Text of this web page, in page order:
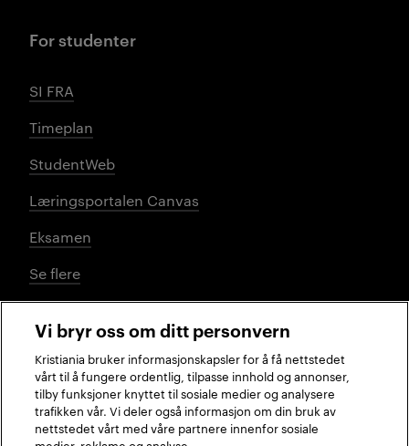
For studenter
SI FRA
Timeplan
StudentWeb
Læringsportalen Canvas
Eksamen
Se flere
Sosiale medier
FacebookInstagramLinkedInTikTok
Vi bryr oss om ditt personvern
Kristiania bruker informasjonskapsler for å få nettstedet
vårt til å fungere ordentlig, tilpasse innhold og annonser,
tilby funksjoner knyttet til sosiale medier og analysere
trafikken vår. Vi deler også informasjon om din bruk av
nettstedet vårt med våre partnere innenfor sosiale